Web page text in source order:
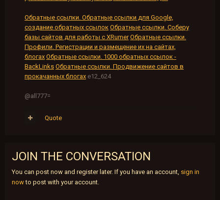
Обратные ссылки. Обратные ссылки для Google,
создание обратных ссылок Обратные ссылки. Соберу
базы сайтов для работы с XRumer Обратные ссылки.
Профили. Регистрации и размещение их на сайтах,
блогах Обратные ссылки. 1000 обратных ссылок -
BackLinks Обратные ссылки. Продвижение сайтов в
прокачанных блогах e12_624
@all777=
Quote
JOIN THE CONVERSATION
You can post now and register later. If you have an account, sign in
nowto post with your account.